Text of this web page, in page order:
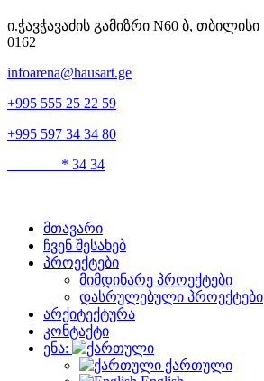
ი.ჭავჭავაძის გამიზრი N60 ბ, თბილისი
0162
infoarena@hausart.ge
+995 555 25 22 59
+995 597 34 34 80
* 34 34
მთავარი
ჩვენ შესახებ
პროექტები
მიმდინარე პროექტები
დასრულებული პროექტები
არქიტექტურა
კონტაქტი
ენა:
ქართული